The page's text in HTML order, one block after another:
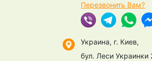
Перезвонить Вам?
Украина, г. Киев,
бул. Леси Украинки